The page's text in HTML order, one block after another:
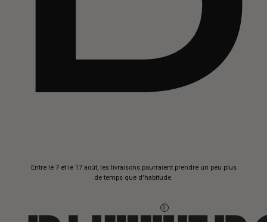
Entre le 7 et le 17 août, les livraisons pourraient prendre un peu plus
de temps que d'habitude.
0